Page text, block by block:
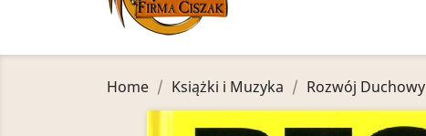
Home Książki i Muzyka Rozwój Duchowy